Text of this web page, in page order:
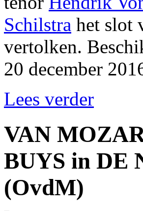
Schilstra het slot
vertolken.
20 december
Lees verder
VAN
BUYS in DE
(OvdM)